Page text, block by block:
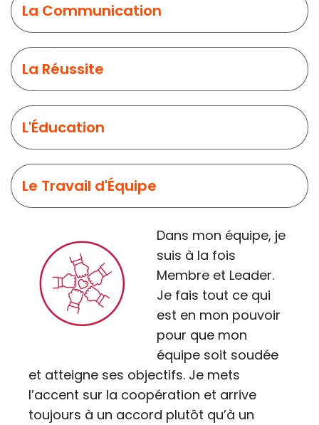
La Communication
La Réussite
L'Éducation
Le Travail d'Équipe
Dans mon équipe, je
suis à la fois
Membre et Leader.
Je fais tout ce qui
est en mon pouvoir
pour que mon
équipe soit soudée
et atteigne ses objectifs. Je mets
l’accent sur la coopération et arrive
toujours à un accord plutôt qu’à un